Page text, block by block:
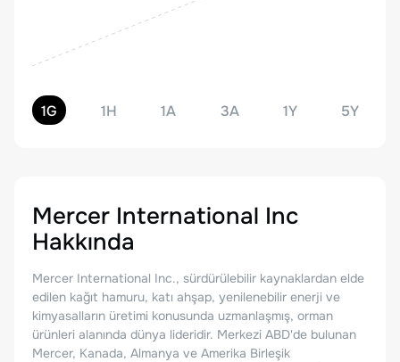
1G 1H 1A 3A 1Y 5Y
Mercer International Inc
Hakkında
Mercer International Inc., sürdürülebilir kaynaklardan elde
edilen kağıt hamuru, katı ahşap, yenilenebilir enerji ve
kimyasalların üretimi konusunda uzmanlaşmış, orman
ürünleri alanında dünya lideridir. Merkezi ABD'de bulunan
Mercer, Kanada, Almanya ve Amerika Birleşik